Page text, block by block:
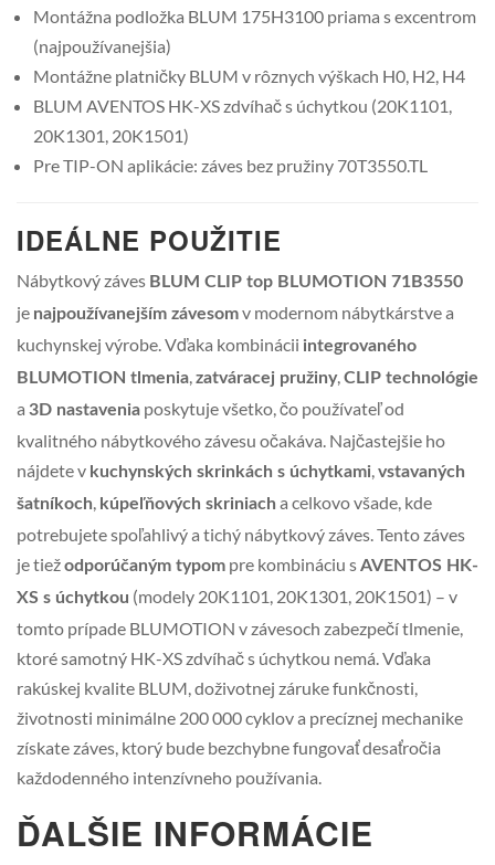
Montážna podložka BLUM 175H3100 priama s excentrom
(najpoužívanejšia)
Montážne platničky BLUM v rôznych výškach H0, H2, H4
BLUM AVENTOS HK-XS zdvíhač s úchytkou (20K1101,
20K1301, 20K1501)
Pre TIP-ON aplikácie: záves bez pružiny 70T3550.TL
IDEÁLNE POUŽITIE
Nábytkový záves BLUM CLIP top BLUMOTION 71B3550
je najpoužívanejším závesomv modernom nábytkárstve a
kuchynskej výrobe. Vďaka kombinácii integrovaného
BLUMOTION tlmenia,zatváracej pružiny,CLIP technológie
a 3D nastavenia poskytuje všetko, čo používateľ od
kvalitného nábytkového závesu očakáva. Najčastejšie ho
nájdete v kuchynských skrinkách s úchytkami,vstavaných
šatníkoch, kúpeľňových skriniach a celkovo všade, kde
potrebujete spoľahlivý a tichý nábytkový záves. Tento záves
je tiežodporúčaným typom pre kombináciu sAVENTOS HK-
XS s úchytkou (modely 20K1101, 20K1301, 20K1501) – v
tomto prípade BLUMOTION v závesoch zabezpečí tlmenie,
ktoré samotný HK-XS zdvíhač s úchytkou nemá. Vďaka
rakúskej kvalite BLUM, doživotnej záruke funkčnosti,
životnosti minimálne 200 000 cyklov a precíznej mechanike
získate záves, ktorý bude bezchybne fungovať desaťročia
každodenného intenzívneho používania.
ĎALŠIE INFORMÁCIE